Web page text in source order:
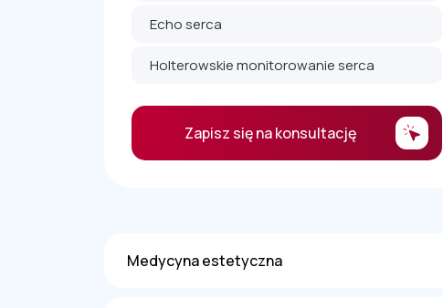
Echo serca
Holterowskie monitorowanie serca
Zapisz się na konsultację
Medycyna estetyczna